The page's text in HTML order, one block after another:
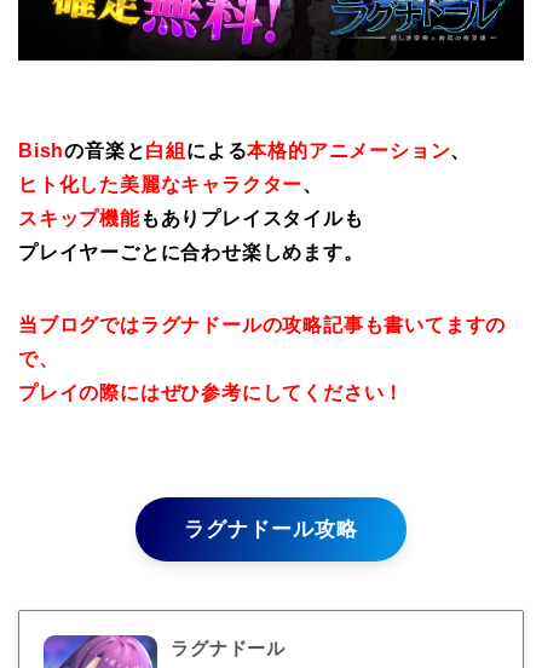
Bishの音楽と白組 による本格的アニメーション、
ヒト化した美麗なキャラクター、
スキップ機能もありプレイスタイルも
プレイヤーごとに合わせ楽しめます。
当ブログではラグナドールの攻略記事も書いてますの
で、
プレイの際にはぜひ参考にしてください！
ラグナドール攻略
ラグナドール